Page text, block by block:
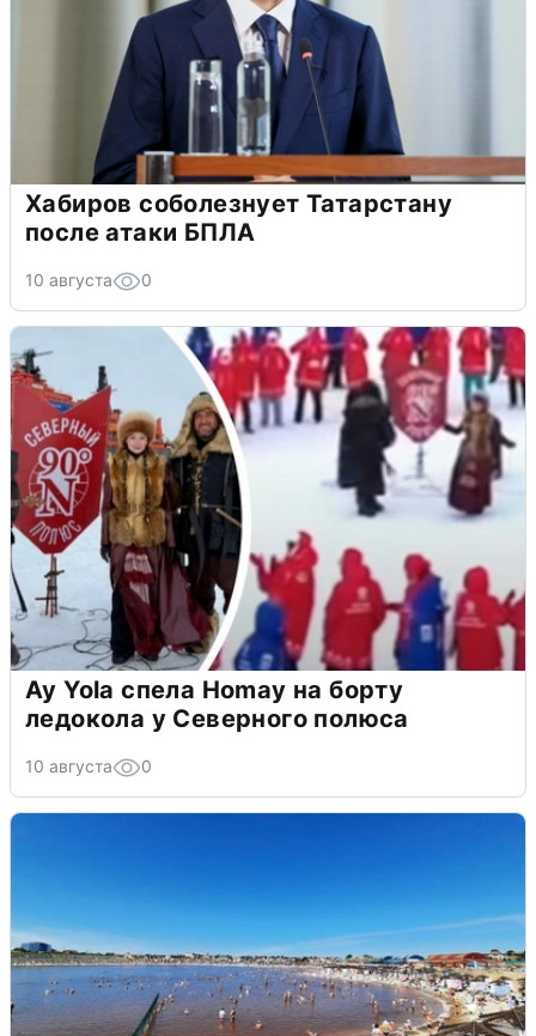
Хабиров соболезнует Татарстану
после атаки БПЛА
10 августа 0
Ay Yola спела Homay на борту
ледокола у Северного полюса
10 августа 0